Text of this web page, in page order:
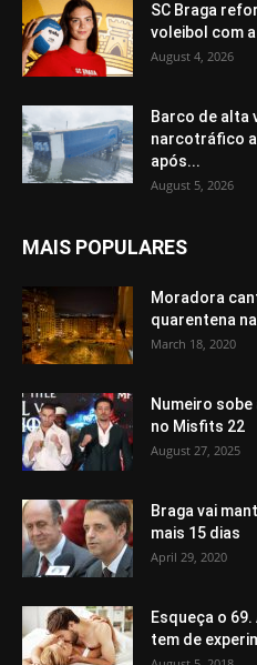
SC Braga
voleibol com
August 4, 2026
Barco de alta
narcotráfico
após...
August 5, 2026
MAIS POPULARES
Moradora
quarentena
March 18, 2020
Numeiro
no Misfits 22
August 27, 2025
Braga vai
mais 15 dias
April 29, 2020
Esqueça o
tem de